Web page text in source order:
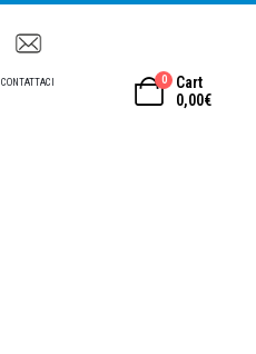
CONTATTACI 0
Cart
0,00€